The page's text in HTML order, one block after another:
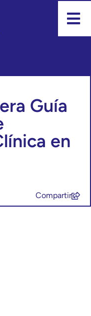
Guía
en
Compartir